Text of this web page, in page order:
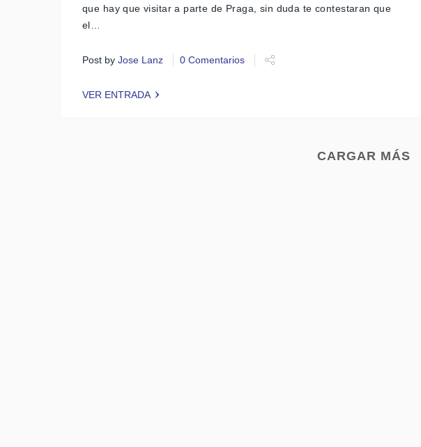
que hay que visitar a parte de Praga, sin duda te contestaran que
el…
Post by Jose Lanz 0 Comentarios
VER ENTRADA
CARGAR MÁS